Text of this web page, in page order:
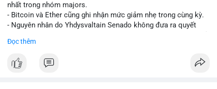
nhất trong nhóm majors.
- Bitcoin và Ether cũng ghi nhận mức giảm nhẹ trong cùng kỳ.
- Nguyên nhân do Yhdysvaltain Senado không đưa ra quyết
hè, đẩy việc thảo luận sang tháng 9.
XRP và Ripple, ảnh hưởng đến tâm lý nhà đầu tư.
Đọc thêm